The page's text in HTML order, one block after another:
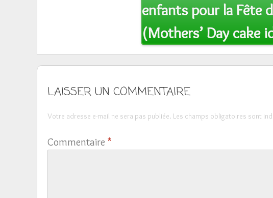
enfants pour la Fête
(Mothers’ Day cake
LAISSER UN COMMENTAIRE
Votre adresse e-mail ne sera pas publiée. Les champs obligatoires sont
Commentaire *